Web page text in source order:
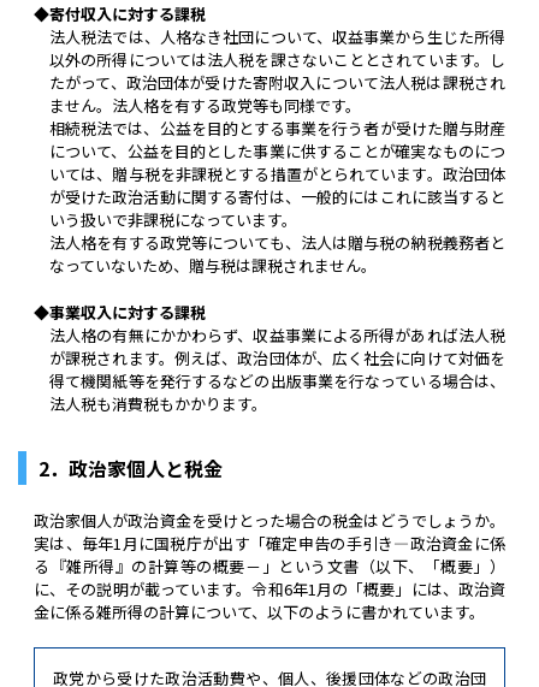
◆寄付収入に対する課税
法人税法では、人格なき社団について、収益事業から生じた所得
以外の所得については法人税を課さないこととされています。し
たがって、政治団体が受けた寄附収入について法人税は課税され
ません。法人格を有する政党等も同様です。
相続税法では、公益を目的とする事業を行う者が受けた贈与財産
について、公益を目的とした事業に供することが確実なものにつ
いては、贈与税を非課税とする措置がとられています。政治団体
が受けた政治活動に関する寄付は、一般的にはこれに該当すると
いう扱いで非課税になっています。
法人格を有する政党等についても、法人は贈与税の納税義務者と
なっていないため、贈与税は課税されません。
◆事業収入に対する課税
法人格の有無にかかわらず、収益事業による所得があれば法人税
が課税されます。例えば、政治団体が、広く社会に向けて対価を
得て機関紙等を発行するなどの出版事業を行なっている場合は、
法人税も消費税もかかります。
2．政治家個人と税金
政治家個人が政治資金を受けとった場合の税金はどうでしょうか。
実は、毎年1月に国税庁が出す「確定申告の手引き―政治資金に係
る『雑所得』の計算等の概要－」という文書（以下、「概要」）
に、その説明が載っています。令和6年1月の「概要」には、政治資
金に係る雑所得の計算について、以下のように書かれています。
政党から受けた政治活動費や、個人、後援団体などの政治団